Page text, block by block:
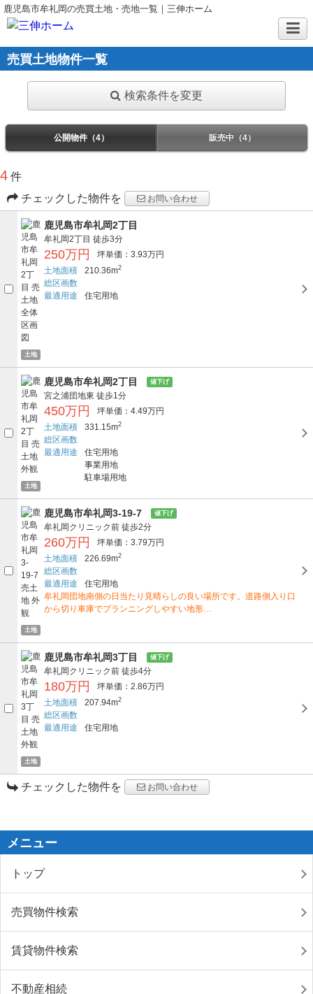
鹿児島市牟礼岡の売買土地・売地一覧｜三伸ホーム
売買土地物件一覧
検索条件を変更
公開物件（4） 販売中（4）
4 件
チェックした物件を
お問い合わせ
土地
鹿児島市牟礼岡2丁目
牟礼岡2丁目 徒歩3分
250万円
坪単価：3.93万円
土地面積
210.36m2
総区画数
最適用途
住宅用地
土地
鹿児島市牟礼岡2丁目 値下げ
宮之浦団地東 徒歩1分
450万円
坪単価：4.49万円
土地面積
331.15m2
総区画数
最適用途
住宅用地
事業用地
駐車場用地
土地
鹿児島市牟礼岡3-19-7 値下げ
牟礼岡クリニック前 徒歩2分
260万円
坪単価：3.79万円
土地面積
226.69m2
総区画数
最適用途
住宅用地
牟礼岡団地南側の日当たり見晴らしの良い場所です。道路側入り口
から切り車庫でプランニングしやすい地形…
土地
鹿児島市牟礼岡3丁目 値下げ
牟礼岡クリニック前 徒歩4分
180万円
坪単価：2.86万円
土地面積
207.94m2
総区画数
最適用途
住宅用地
チェックした物件を お問い合わせ
メニュー
トップ
売買物件検索
賃貸物件検索
不動産相続